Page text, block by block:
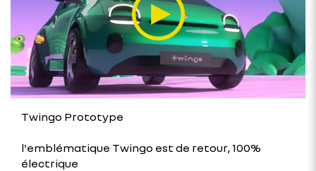
Twingo Prototype
l'emblématique Twingo est de retour, 100%
électrique